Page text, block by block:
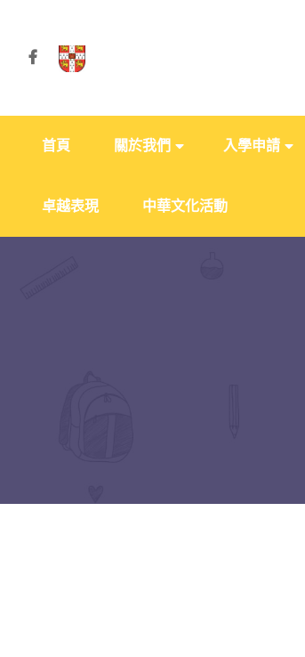
首頁 關於我們 入學申請
卓越表現 中華文化活動